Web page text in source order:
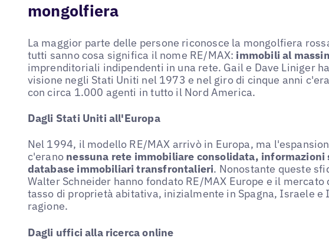
mongolfiera
La maggior parte delle persone riconosce la mongolfiera
tutti sanno cosa significa il nome RE/MAX: immobili al
imprenditoriali indipendenti in una rete. Gail e Dave Liniger
visione negli Stati Uniti nel 1973 e nel giro di cinque anni
con circa 1.000 agenti in tutto il Nord America.
Dagli Stati Uniti all'Europa
Nel 1994, il modello RE/MAX arrivò in Europa, ma
c'erano nessuna rete immobiliare consolidata, informazioni
database immobiliari transfrontalieri. Nonostante queste
Walter Schneider hanno fondato RE/MAX Europe e il
tasso di proprietà abitativa, inizialmente in Spagna, Israele e
ragione.
Dagli uffici alla ricerca online